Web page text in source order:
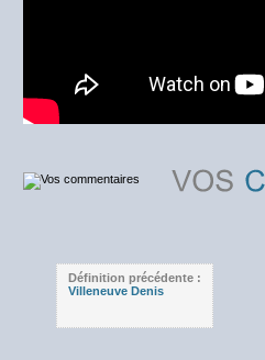
Définition précédente :
Villeneuve Denis